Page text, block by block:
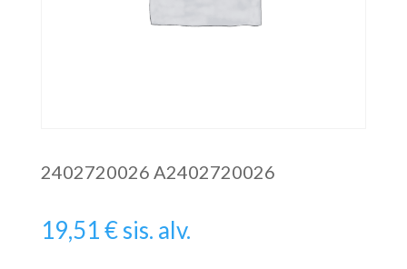
2402720026 A2402720026
19,51€sis. alv.